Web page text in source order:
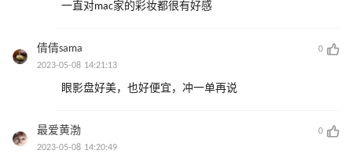
一直对mac家的彩妆都很有好感
倩倩sama
0
2023-05-08 14:21:13
眼影盘好美，也好便宜，冲一单再说
最爱黄渤
0
2023-05-08 14:20:49